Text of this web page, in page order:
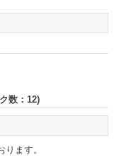
数： 12)
ます。